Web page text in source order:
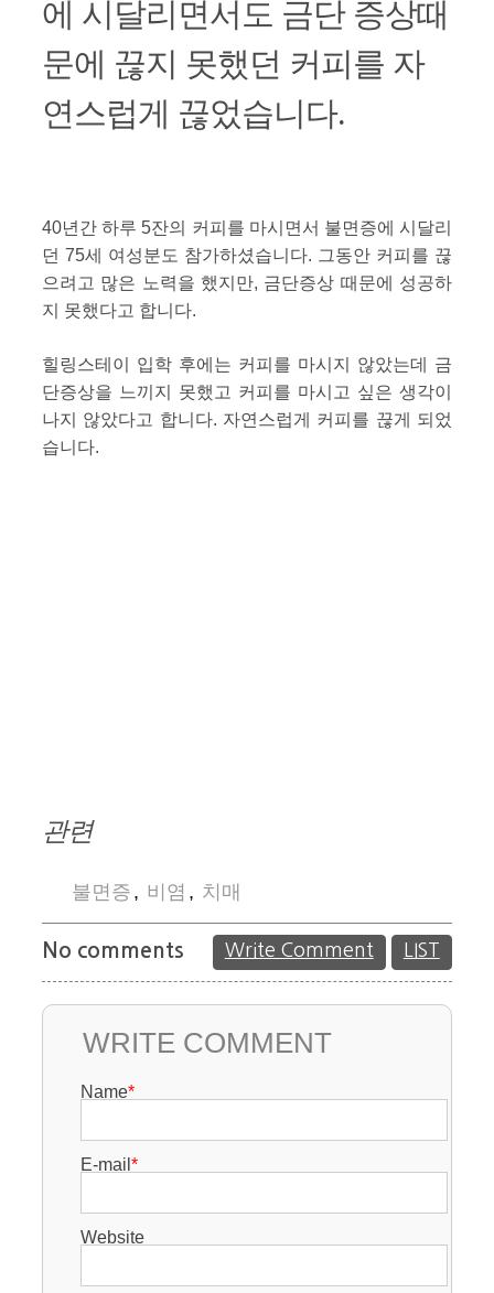
에 시달리면서도 금단 증상때
문에 끊지 못했던 커피를 자
연스럽게 끊었습니다.
40년간 하루 5잔의 커피를 마시면서 불면증에 시달리
던 75세 여성분도 참가하셨습니다. 그동안 커피를 끊
으려고 많은 노력을 했지만, 금단증상 때문에 성공하
지 못했다고 합니다.
힐링스테이 입학 후에는 커피를 마시지 않았는데 금
단증상을 느끼지 못했고 커피를 마시고 싶은 생각이
나지 않았다고 합니다. 자연스럽게 커피를 끊게 되었
습니다.
관련
불면증 , 비염 , 치매
No comments Write Comment LIST
WRITE COMMENT
Name*
E-mail*
Website